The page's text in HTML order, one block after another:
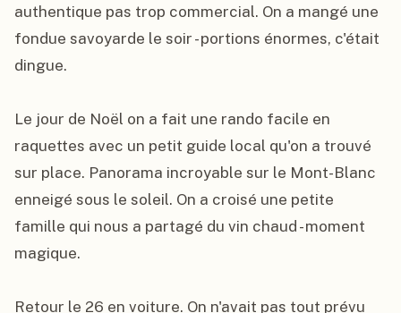
authentique pas trop commercial. On a mangé une
fondue savoyarde le soir - portions énormes, c'était
dingue.
Le jour de Noël on a fait une rando facile en
raquettes avec un petit guide local qu'on a trouvé
sur place. Panorama incroyable sur le Mont-Blanc
enneigé sous le soleil. On a croisé une petite
famille qui nous a partagé du vin chaud - moment
magique.
Retour le 26 en voiture. On n'avait pas tout prévu